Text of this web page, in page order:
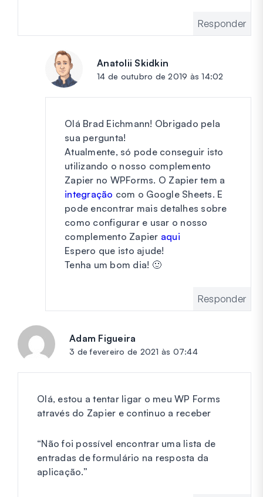
Responder
Anatolii Skidkin
14 de outubro de 2019 às 14:02
Olá Brad Eichmann! Obrigado pela
sua pergunta!
Atualmente, só pode conseguir isto
utilizando o nosso complemento
Zapier no WPForms. O Zapier tem a
integração com o Google Sheets. E
pode encontrar mais detalhes sobre
como configurar e usar o nosso
complemento Zapier aqui
Espero que isto ajude!
Tenha um bom dia! 🙂
Responder
Adam Figueira
3 de fevereiro de 2021 às 07:44
Olá, estou a tentar ligar o meu WP Forms
através do Zapier e continuo a receber
“Não foi possível encontrar uma lista de
entradas de formulário na resposta da
aplicação.”